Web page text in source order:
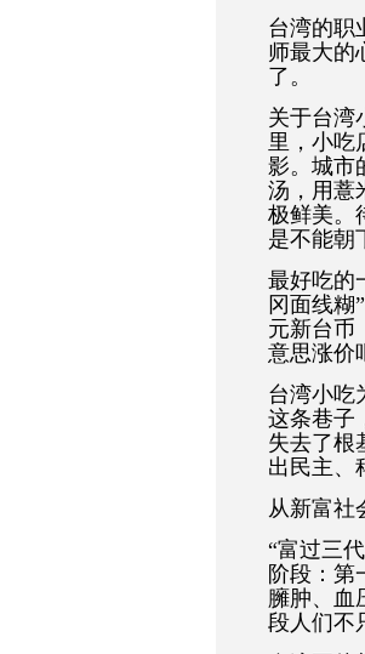
台湾的职
师最大的
了。
关于台湾
里，小吃
影。城市
汤，用薏
极鲜美。
是不能朝
最好吃的
冈面线糊
元新台币
意思涨价
台湾小吃
这条巷子
失去了根
出民主、
从新富社
“富过三
阶段：第
臃肿、血
段人们不